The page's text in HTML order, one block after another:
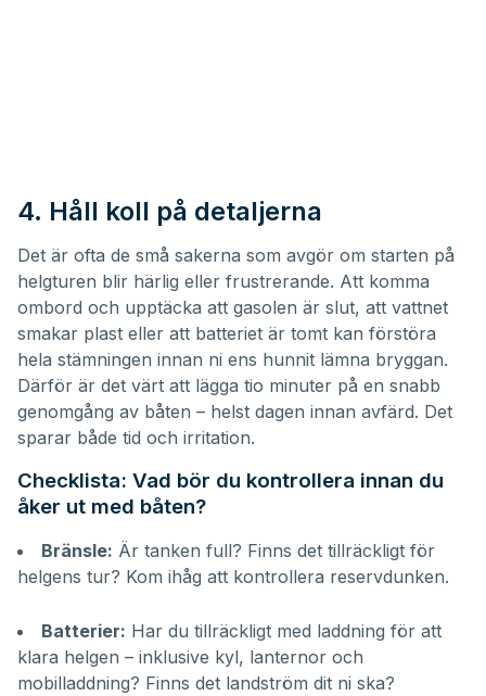
4. Håll koll på detaljerna
Det är ofta de små sakerna som avgör om starten på
helgturen blir härlig eller frustrerande. Att komma
ombord och upptäcka att gasolen är slut, att vattnet
smakar plast eller att batteriet är tomt kan förstöra
hela stämningen innan ni ens hunnit lämna bryggan.
Därför är det värt att lägga tio minuter på en snabb
genomgång av båten – helst dagen innan avfärd. Det
sparar både tid och irritation.
Checklista: Vad bör du kontrollera innan du
åker ut med båten?
Bränsle: Är tanken full? Finns det tillräckligt för
helgens tur? Kom ihåg att kontrollera reservdunken.
Batterier: Har du tillräckligt med laddning för att
klara helgen – inklusive kyl, lanternor och
mobilladdning? Finns det landström dit ni ska?